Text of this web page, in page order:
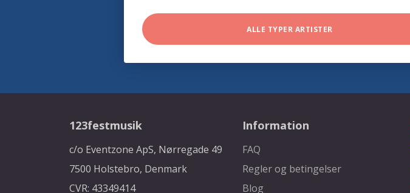
ALLE TYPER ARTISTER
123festmusik
c/o Eventzone ApS, Nørregade 49
7500 Holstebro, Denmark
CVR: 43349414
Information
FAQ
Regler og betingelser
Blog